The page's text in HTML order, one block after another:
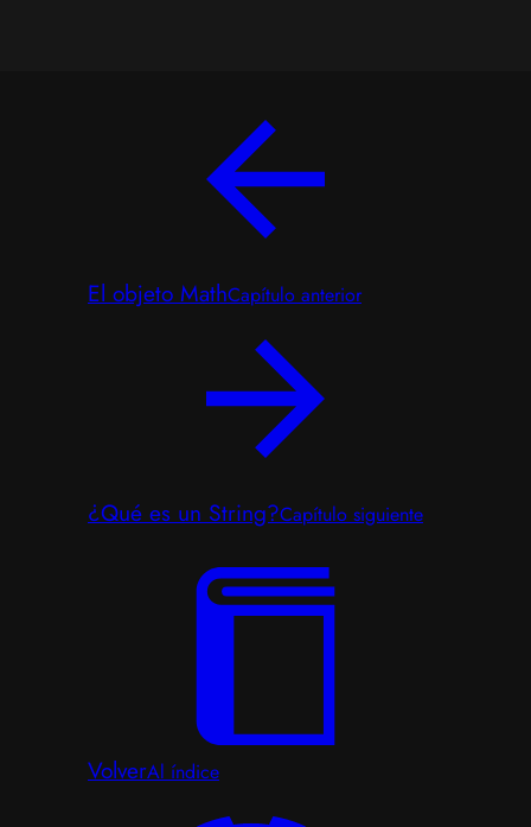
El objeto MathCapítulo anterior
¿Qué es un String?Capítulo siguiente
VolverAl índice